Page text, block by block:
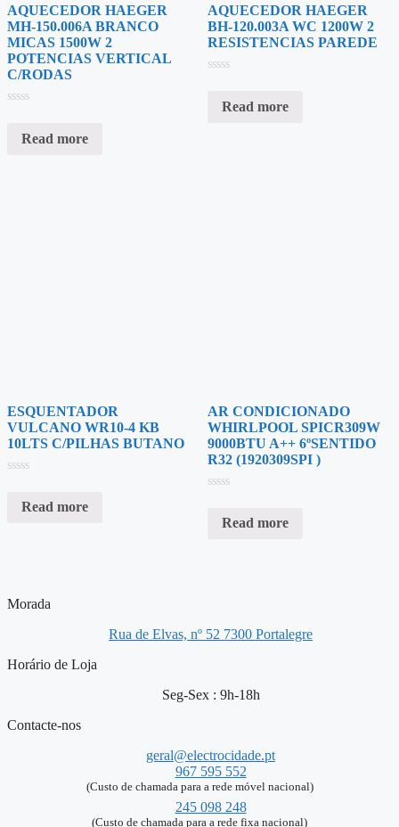
AQUECEDOR HAEGER
MH-150.006A BRANCO
MICAS 1500W 2
POTENCIAS VERTICAL
C/RODAS
outRead more
AQUECEDOR HAEGER
BH-120.003A WC 1200W 2
RESISTENCIAS PAREDE
outRead more
ESQUENTADOR
VULCANO WR10-4 KB
10LTS C/PILHAS BUTANO
outRead more
AR CONDICIONADO
WHIRLPOOL SPICR309W
9000BTU A++ 6ºSENTIDO
R32 (1920309SPI )
outRead more
Morada
Rua de Elvas, nº 52 7300 Portalegre
Horário de Loja
Seg-Sex : 9h-18h
Contacte-nos
geral@electrocidade.pt
967 595 552
(Custo de chamada para a rede móvel nacional)
245 098 248
(Custo de chamada para a rede fixa nacional)